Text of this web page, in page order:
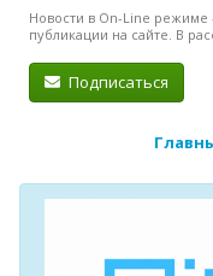
Новости в On-Line режиме
публикации на сайте. В
Подписаться